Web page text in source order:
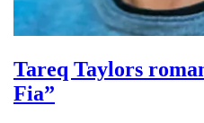
Tareq Taylors
Fia”